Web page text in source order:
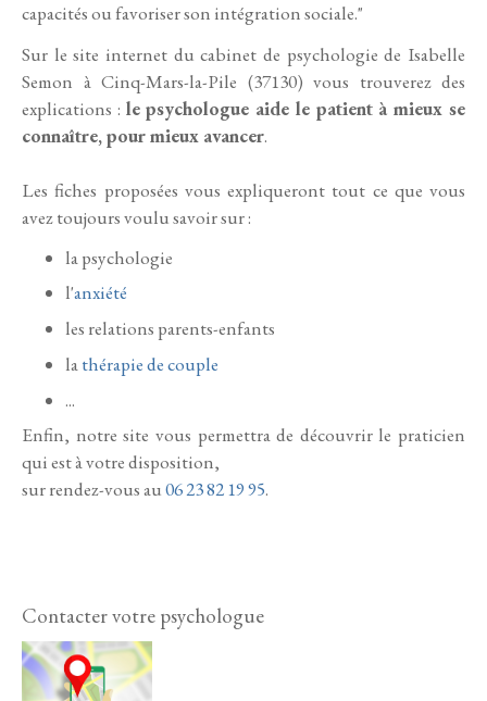
capacités ou favoriser son intégration sociale."
Sur le site internet du cabinet de psychologie de Isabelle
Semon à Cinq-Mars-la-Pile (37130) vous trouverez des
explications : le psychologue aide le patient à mieux se
connaître, pour mieux avancer.
Les fiches proposées vous expliqueront tout ce que vous
avez toujours voulu savoir sur :
la psychologie
l'anxiété
les relations parents-enfants
lathérapie de couple
...
Enfin, notre site vous permettra de découvrir le praticien
qui est à votre disposition,
sur rendez-vous au06 23 82 19 95.
Contacter votre psychologue